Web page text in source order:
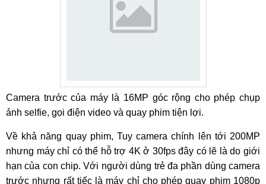
Camera trước của máy là 16MP góc rộng cho phép chụp
ảnh selfie, gọi điện video và quay phim tiện lợi.
Về khả năng quay phim, Tuy camera chính lên tới 200MP
nhưng máy chỉ có thể hỗ trợ 4K ở 30fps đây có lẽ là do giới
hạn của con chip. Với người dùng trẻ đa phần dùng camera
trước nhưng rất tiếc là máy chỉ cho phép quay phim 1080p